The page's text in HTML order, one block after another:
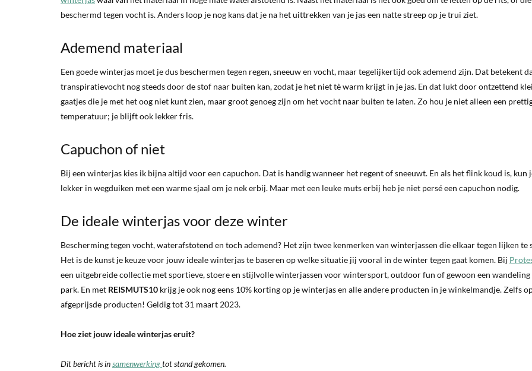
beschermd tegen vocht is. Anders loop je nog kans dat je na het uittrekken van je jas een natte streep op je trui ziet.
Ademend materiaal
Een goede winterjas moet je dus beschermen tegen regen, sneeuw en vocht, maar tegelijkertijd ook ademend zijn. Dat betekent
transpiratievocht nog steeds door de stof naar buiten kan, zodat je het niet tè warm krijgt in je jas. En dat lukt door ontzettend
gaatjes die je met het oog niet kunt zien, maar groot genoeg zijn om het vocht naar buiten te laten. Zo hou je niet alleen een
temperatuur; je blijft ook lekker fris.
Capuchon of niet
Bij een winterjas kies ik bijna altijd voor een capuchon. Dat is handig wanneer het regent of sneeuwt. En als het flink koud is, kun
lekker in wegduiken met een warme sjaal om je nek erbij. Maar met een leuke muts erbij heb je niet persé een capuchon nodig.
De ideale winterjas voor deze winter
Bescherming tegen vocht, waterafstotend en toch ademend? Het zijn twee kenmerken van winterjassen die elkaar tegen lijken te
Het is de kunst je keuze voor jouw ideale winterjas te baseren op welke situatie jij vooral in de winter tegen gaat komen. Bij
een uitgebreide collectie met sportieve, stoere en stijlvolle winterjassen voor wintersport, outdoor fun of gewoon een wandeling
park. En met REISMUTS10 krijg je ook nog eens 10% korting op je winterjas en alle andere producten in je winkelmandje. Zelfs
afgeprijsde producten! Geldig tot 31 maart 2023.
Hoe ziet jouw ideale winterjas eruit?
Dit bericht is insamenwerkingtot stand gekomen.